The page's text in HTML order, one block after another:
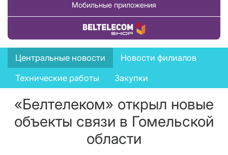
Мобильные приложения
Купить товар
News
menu
Центральные новости
Новости филиалов
Технические работы
Закупки
«Белтелеком» открыл новые
объекты связи в Гомельской
области